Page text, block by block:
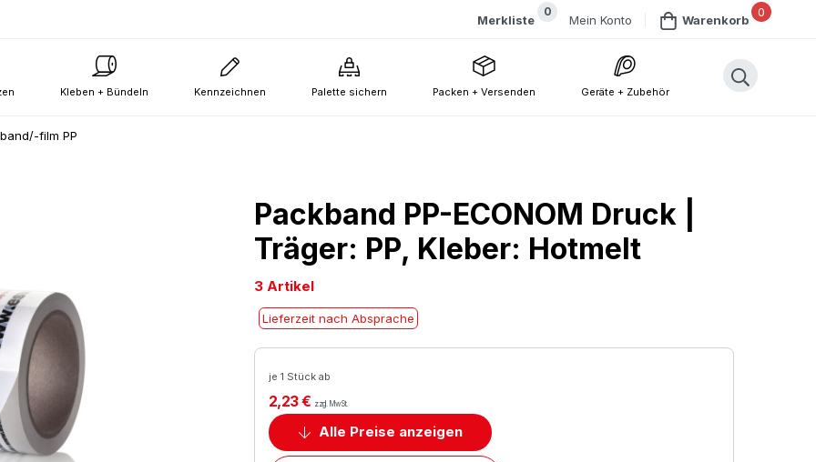
0
Merkliste Mein Konto
0
Warenkorb
Kleben + Bündeln Kennzeichnen Palette sichern Packen + Versenden Geräte + Zubehör
film PP
Packband PP-ECONOM Druck |
Träger: PP, Kleber: Hotmelt
3 Artikel
Lieferzeit nach Absprache
je 1 Stück ab
2,23 € zzgl. MwSt.
Alle Preise anzeigen